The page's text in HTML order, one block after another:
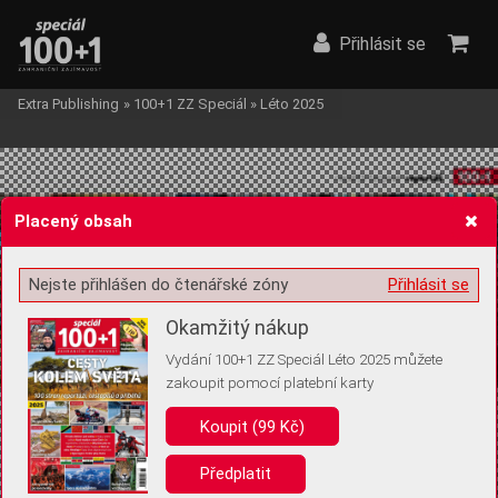
Žádost o souhlas s ukládáním volitelných informací
Pro základní fungování webu nepotřebujeme ukládat žádné informace
(tzv. cookies apod.). Rádi bychom vás ale požádali o souhlas s
uložením volitelných informací:
Anonymní unikátní ID
Přihlásit se
Extra Publishing » 100+1 ZZ Speciál » Léto 2025
Placený obsah
Přihlásit se
Nejste přihlášen do čtenářské zóny
Okamžitý nákup
Vydání 100+1 ZZ Speciál Léto 2025 můžete
zakoupit pomocí platební karty
Koupit (99 Kč)
Předplatit